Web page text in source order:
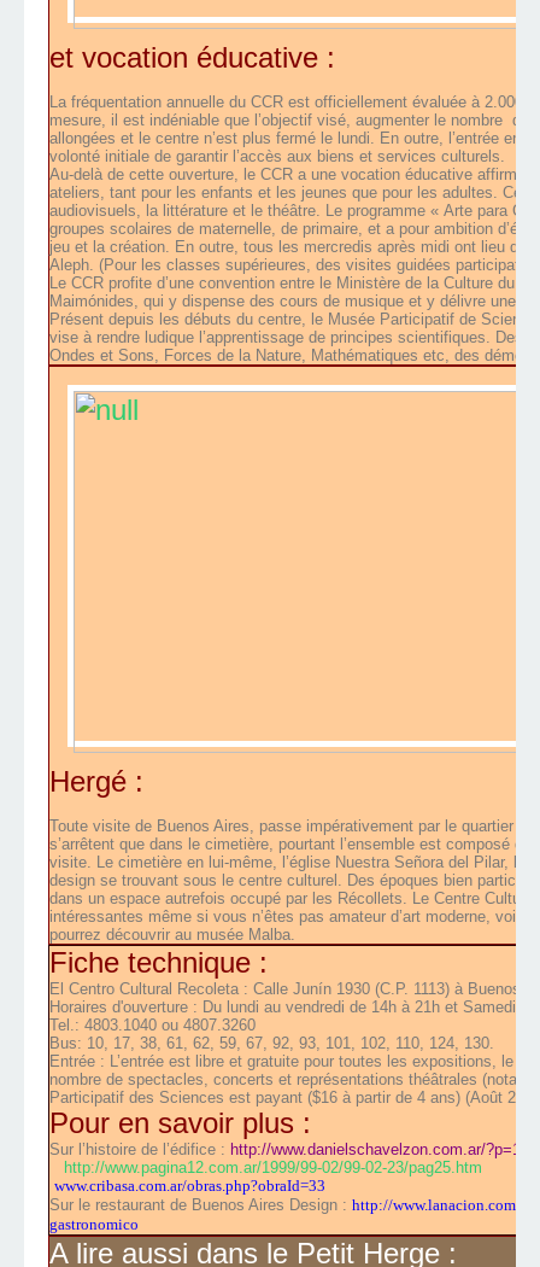
et vocation éducative :
La fréquentation annuelle du CCR est officiellement évaluée à
mesure, il est indéniable que l’objectif visé, augmenter le nombre de
allongées et le centre n’est plus fermé le lundi. En outre, l’entrée en
volonté initiale de garantir l’accès aux biens et services culturels.
Au-delà de cette ouverture, le CCR a une vocation éducative
ateliers, tant pour les enfants et les jeunes que pour les adultes.
audiovisuels, la littérature et le théâtre. Le programme « Arte para
groupes scolaires de maternelle, de primaire, et a pour ambition
jeu et la création. En outre, tous les mercredis après midi ont lieu
Aleph. (Pour les classes supérieures, des visites guidées
Le CCR profite d’une convention entre le Ministère de la Culture du
Maimónides, qui y dispense des cours de musique et y délivre une
Présent depuis les débuts du centre, le Musée Participatif de
vise à rendre ludique l’apprentissage de principes scientifiques. Des
Ondes et Sons, Forces de la Nature, Mathématiques etc, des
Hergé :
Toute visite de Buenos Aires, passe impérativement par le quartier
s’arrêtent que dans le cimetière, pourtant l’ensemble est composé
visite. Le cimetière en lui-même, l’église Nuestra Señora del Pilar, le
design se trouvant sous le centre culturel. Des époques bien
dans un espace autrefois occupé par les Récollets. Le Centre
intéressantes même si vous n’êtes pas amateur d’art moderne, voir
pourrez découvrir au musée Malba.
Fiche technique :
El Centro Cultural Recoleta : Calle Junín 1930 (C.P. 1113) à Buenos
Horaires d'ouverture : Du lundi au vendredi de 14h à 21h et Samedi,
Tel.: 4803.1040 ou 4807.3260
Bus: 10, 17, 38, 61, 62, 59, 67, 92, 93, 101, 102, 110, 124, 130.
Entrée : L’entrée est libre et gratuite pour toutes les expositions, le
nombre de spectacles, concerts et représentations théâtrales
Participatif des Sciences est payant ($16 à partir de 4 ans) (Août
Pour en savoir plus :
Sur l’histoire de l’édifice : http://www.danielschavelzon.com.ar/
http://www.pagina12.com.ar/1999/99-02/99-02-23/pag25.htm
www.cribasa.com.ar/obras.php?obraId=33
Sur le restaurant de Buenos Aires Design : http://
gastronomico
A lire aussi dans le Petit Herge :